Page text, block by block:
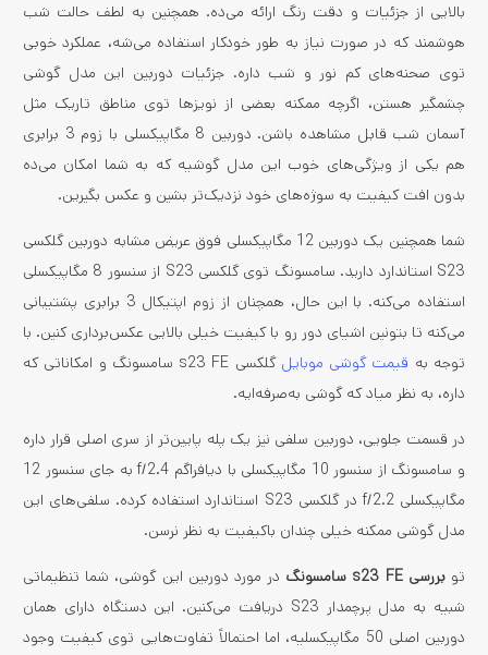
بالایی از جزئیات و دقت رنگ ارائه می‌ده. همچنین به لطف حالت شب
هوشمند که در صورت نیاز به طور خودکار استفاده می‌شه، عملکرد خوبی
توی صحنه‌های کم نور و شب داره. جزئیات دوربین این مدل گوشی
چشمگیر هستن، اگرچه ممکنه بعضی از نویزها توی مناطق تاریک مثل
آسمان شب قابل مشاهده باشن. دوربین 8 مگاپیکسلی با زوم 3 برابری
هم یکی از ویژگی‌های خوب این مدل گوشیه که به شما امکان می‌ده
بدون افت کیفیت به سوژه‌های خود نزدیک‌تر بشین و عکس بگیرین.
شما همچنین یک دوربین 12 مگاپیکسلی فوق عریض مشابه دوربین گلکسی
S23 استاندارد دارید. سامسونگ توی گلکسی S23 از سنسور 8 مگاپیکسلی
استفاده می‌کنه. با این حال، همچنان از زوم اپتیکال 3 برابری پشتیبانی
می‌کنه تا بتونین اشیای دور رو با کیفیت خیلی بالایی عکس‌برداری کنین. با
توجه به قیمت گوشی موبایل
گلکسی s23 FE سامسونگ و امکاناتی که
داره، به نظر میاد که گوشی به‌صرفه‌ایه.
در قسمت جلویی، دوربین سلفی نیز یک پله پایین‌تر از سری اصلی قرار داره
و سامسونگ از سنسور 10 مگاپیکسلی با دیافراگم f/2.4 به جای سنسور 12
مگاپیکسلی f/2.2 در گلکسی S23 استاندارد استفاده کرده. سلفی‌های این
مدل گوشی ممکنه خیلی چندان باکیفیت به نظر نرسن.
توبررسی s23 FE سامسونگ
در مورد دوربین این گوشی، شما تنظیماتی
شبیه به مدل پرچمدار S23 دریافت می‌کنین. این دستگاه دارای همان
دوربین اصلی 50 مگاپیکسلیه، اما احتمالاً تفاوت‌هایی توی کیفیت وجود